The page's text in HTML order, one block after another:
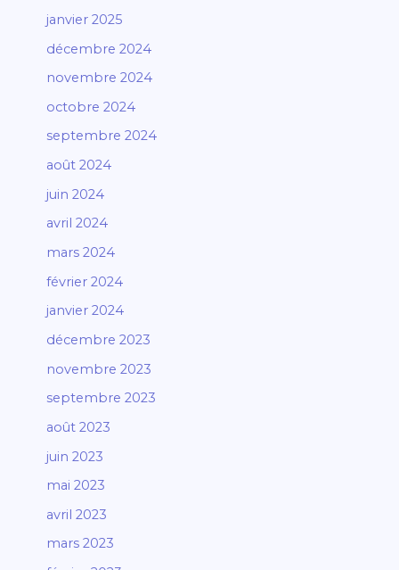
janvier 2025
décembre 2024
novembre 2024
octobre 2024
septembre 2024
août 2024
juin 2024
avril 2024
mars 2024
février 2024
janvier 2024
décembre 2023
novembre 2023
septembre 2023
août 2023
juin 2023
mai 2023
avril 2023
mars 2023